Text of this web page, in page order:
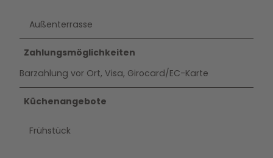
Außenterrasse
Zahlungsmöglichkeiten
Barzahlung vor Ort, Visa, Girocard/EC-Karte
Küchenangebote
Frühstück